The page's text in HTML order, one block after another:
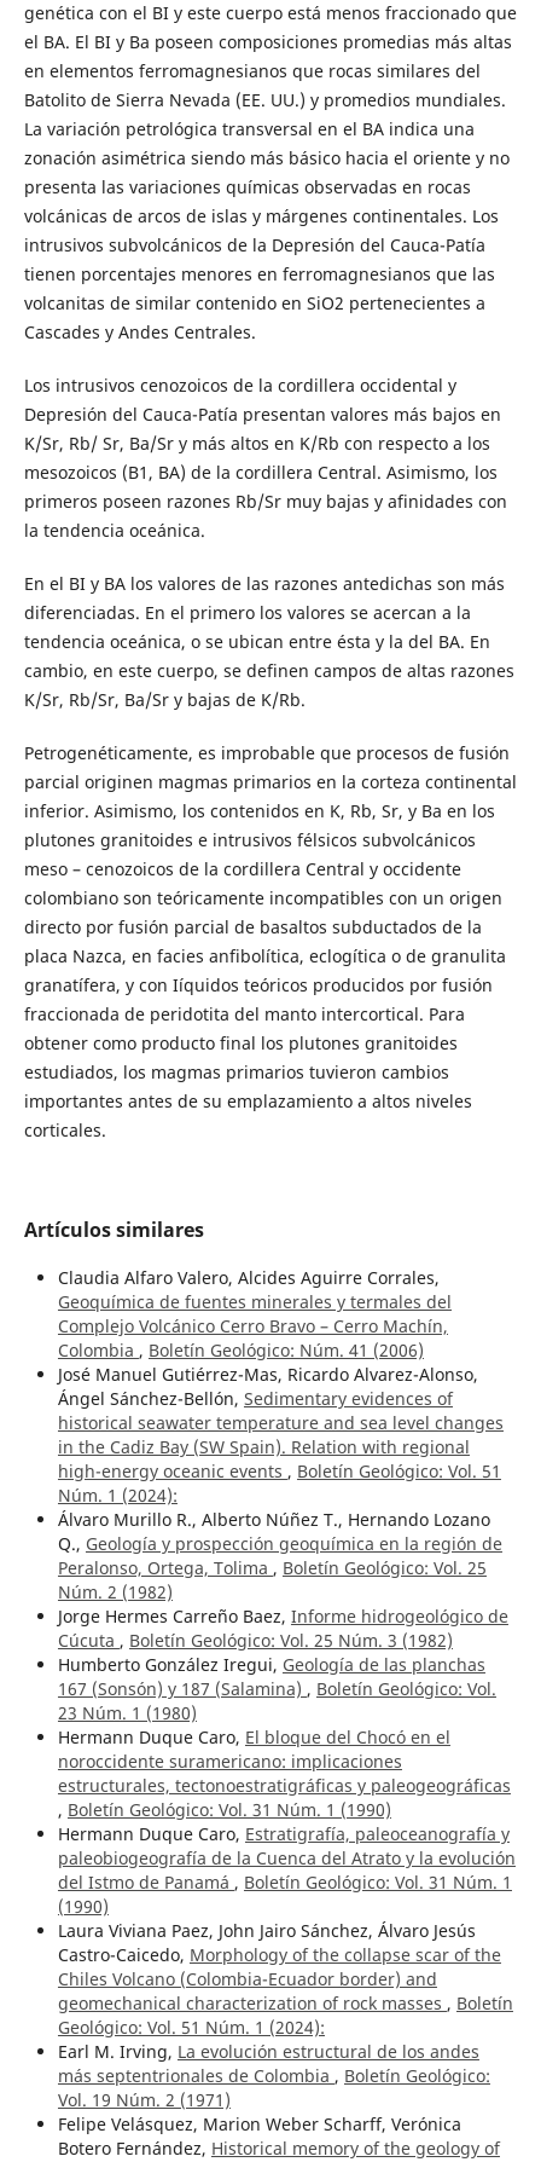
genética con el BI y este cuerpo está menos fraccionado que
el BA. El BI y Ba poseen composiciones promedias más altas
en elementos ferromagnesianos que rocas similares del
Batolito de Sierra Nevada (EE. UU.) y promedios mundiales.
La variación petrológica transversal en el BA indica una
zonación asimétrica siendo más básico hacia el oriente y no
presenta las variaciones químicas observadas en rocas
volcánicas de arcos de islas y márgenes continentales. Los
intrusivos subvolcánicos de la Depresión del Cauca-Patía
tienen porcentajes menores en ferromagnesianos que las
volcanitas de similar contenido en SiO2 pertenecientes a
Cascades y Andes Centrales.
Los intrusivos cenozoicos de la cordillera occidental y
Depresión del Cauca-Patía presentan valores más bajos en
K/Sr, Rb/ Sr, Ba/Sr y más altos en K/Rb con respecto a los
mesozoicos (B1, BA) de la cordillera Central. Asimismo, los
primeros poseen razones Rb/Sr muy bajas y afinidades con
la tendencia oceánica.
En el BI y BA los valores de las razones antedichas son más
diferenciadas. En el primero los valores se acercan a la
tendencia oceánica, o se ubican entre ésta y la del BA. En
cambio, en este cuerpo, se definen campos de altas razones
K/Sr, Rb/Sr, Ba/Sr y bajas de K/Rb.
Petrogenéticamente, es improbable que procesos de fusión
parcial originen magmas primarios en la corteza continental
inferior. Asimismo, los contenidos en K, Rb, Sr, y Ba en los
plutones granitoides e intrusivos félsicos subvolcánicos
meso – cenozoicos de la cordillera Central y occidente
colombiano son teóricamente incompatibles con un origen
directo por fusión parcial de basaltos subductados de la
placa Nazca, en facies anfibolítica, eclogítica o de granulita
granatífera, y con Iíquidos teóricos producidos por fusión
fraccionada de peridotita del manto intercortical. Para
obtener como producto final los plutones granitoides
estudiados, los magmas primarios tuvieron cambios
importantes antes de su emplazamiento a altos niveles
corticales.
Artículos similares
Claudia Alfaro Valero, Alcides Aguirre Corrales,
Geoquímica de fuentes minerales y termales del
Complejo Volcánico Cerro Bravo – Cerro Machín,
Colombia , Boletín Geológico: Núm. 41 (2006)
José Manuel Gutiérrez-Mas, Ricardo Alvarez-Alonso,
Ángel Sánchez-Bellón, Sedimentary evidences of
historical seawater temperature and sea level changes
in the Cadiz Bay (SW Spain). Relation with regional
high-energy oceanic events , Boletín Geológico: Vol. 51
Núm. 1 (2024):
Álvaro Murillo R., Alberto Núñez T., Hernando Lozano
Q., Geología y prospección geoquímica en la región de
Peralonso, Ortega, Tolima , Boletín Geológico: Vol. 25
Núm. 2 (1982)
Jorge Hermes Carreño Baez, Informe hidrogeológico de
Cúcuta , Boletín Geológico: Vol. 25 Núm. 3 (1982)
Humberto González Iregui, Geología de las planchas
167 (Sonsón) y 187 (Salamina) , Boletín Geológico: Vol.
23 Núm. 1 (1980)
Hermann Duque Caro, El bloque del Chocó en el
noroccidente suramericano: implicaciones
estructurales, tectonoestratigráficas y paleogeográficas
, Boletín Geológico: Vol. 31 Núm. 1 (1990)
Hermann Duque Caro, Estratigrafía, paleoceanografía y
paleobiogeografía de la Cuenca del Atrato y la evolución
del Istmo de Panamá , Boletín Geológico: Vol. 31 Núm. 1
(1990)
Laura Viviana Paez, John Jairo Sánchez, Álvaro Jesús
Castro-Caicedo, Morphology of the collapse scar of the
Chiles Volcano (Colombia-Ecuador border) and
geomechanical characterization of rock masses , Boletín
Geológico: Vol. 51 Núm. 1 (2024):
Earl M. Irving, La evolución estructural de los andes
más septentrionales de Colombia , Boletín Geológico:
Vol. 19 Núm. 2 (1971)
Felipe Velásquez, Marion Weber Scharff, Verónica
Botero Fernández, Historical memory of the geology of